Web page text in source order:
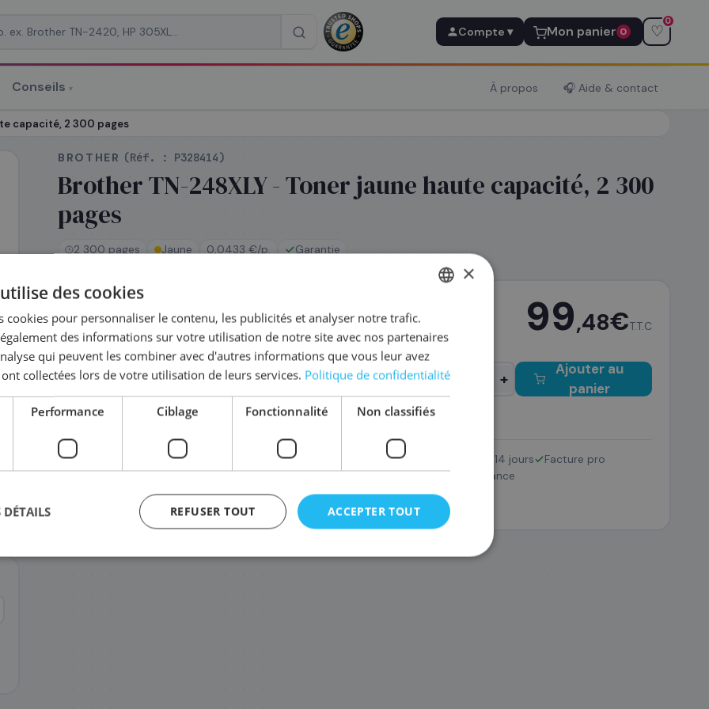
Compte ▾ Mon panier 0 ♡
0
Conseils ▾ À propos 🎧 Aide & contact
capacité, 2 300 pages
BROTHER (Réf. : P328414)
Brother TN-248XLY - Toner jaune haute capacité, 2 300
pages
2 300 pages Jaune 0,0433 €/p. Garantie
Expédié le jour même — commandez avant 14h
Coût par impression :0,0433€ 99,48€T.T.C
+
Ajouter au
panier
Complétez la sérieTN-248 XL
TN-248XLBK TN-248VAL Retour 14 jours
Facture pro
SAV France
ENGLISH
×
des cookies
cookies pour personnaliser le contenu, les publicités et analyser notre trafic.
des informations sur votre utilisation de notre site avec nos partenaires
qui peuvent les combiner avec d'autres informations que vous leur avez
collectées lors de votre utilisation de leurs services. Politique de confidentialité
Performance Ciblage Fonctionnalité Non classifiés
ACCEPTER TOUT
REFUSER TOUT
DÉTAILS